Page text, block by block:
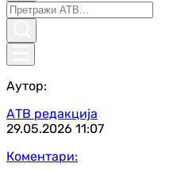
Аутор:
АТВ редакција
29.05.2026 11:07
Коментари: